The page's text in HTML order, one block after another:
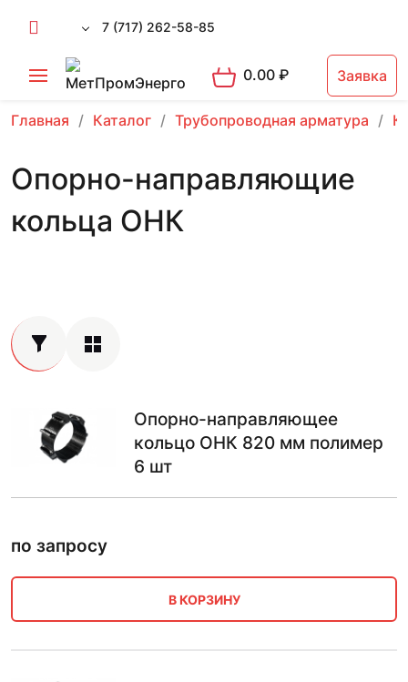
7 (717) 262-58-85
0.00₽ Заявка
Главная Каталог Трубопроводная арматура
Опорно-направляющие
кольца ОНК
Опорно-направляющее
кольцо ОНК 820 мм полимер
6 шт
по запросу
В КОРЗИНУ